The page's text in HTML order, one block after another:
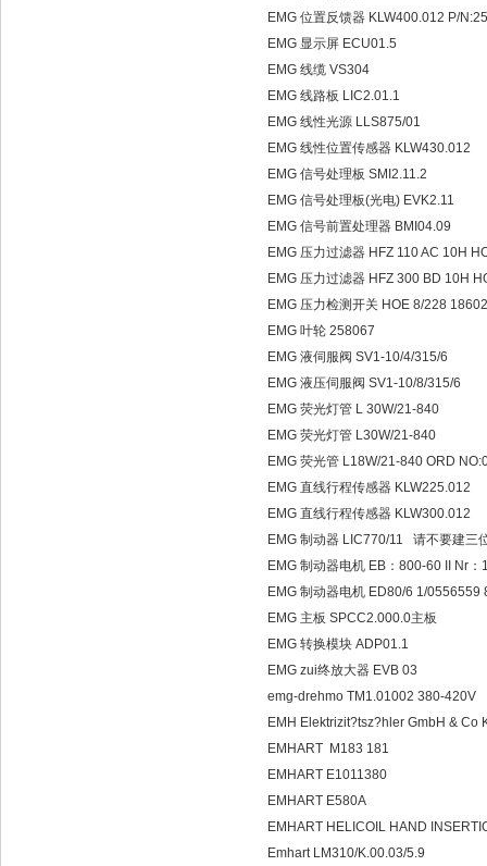
EMG 位置反馈器 KLW400.012 P/
EMG 显示屏 ECU01.5
EMG 线缆 VS304
EMG 线路板 LIC2.01.1
EMG 线性光源 LLS875/01
EMG 线性位置传感器 KLW430.012
EMG 信号处理板 SMI2.11.2
EMG 信号处理板(光电) EVK2.11
EMG 信号前置处理器 BMI04.09
EMG 压力过滤器 HFZ 110 AC 10H
EMG 压力过滤器 HFZ 300 BD 10H
EMG 压力检测开关 HOE 8/228
EMG 叶轮 258067
EMG 液伺服阀 SV1-10/4/315/6
EMG 液压伺服阀 SV1-10/8/315/6
EMG 荧光灯管 L 30W/21-840
EMG 荧光灯管 L30W/21-840
EMG 荧光管 L18W/21-840 ORD
EMG 直线行程传感器 KLW225.012
EMG 直线行程传感器 KLW300.012
EMG 制动器 LIC770/11 请不要建三
EMG 制动器电机 EB：800-60 II Nr
EMG 制动器电机 ED80/6 1/
EMG 主板 SPCC2.000.0主板
EMG 转换模块 ADP01.1
EMG zui终放大器 EVB 03
emg-drehmo TM1.01002 380-420V
EMH Elektrizit?tsz?hler GmbH &
EMHART M183 181
EMHART E1011380
EMHART E580A
EMHART HELICOIL HAND
Emhart LM310/K.00.03/5.9